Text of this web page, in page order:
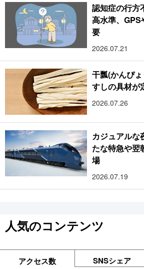
認知症の行方
高水準、
要
2026.07.21
干瓢(かんぴ
すしの具材が
2026.07.26
カジュアルな
たな特急や翌
場
2026.07.19
人気のコンテンツ
アクセス数 SNSシェア